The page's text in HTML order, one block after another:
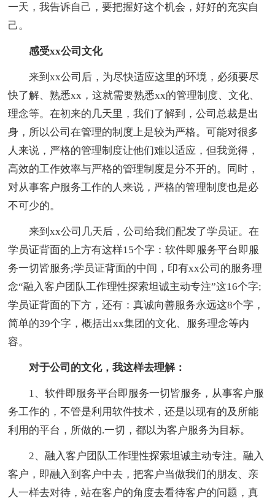
一天，我告诉自己，要把握好这个机会，好好的充实自
己。
感受xx公司文化
来到xx公司后，为尽快适应这里的环境，必须要尽
快了解、熟悉xx，这就需要熟悉xx的管理制度、文化、
理念等。在初来的几天里，我们了解到，公司总裁是出
身，所以公司在管理的制度上是较为严格。可能对很多
人来说，严格的管理制度让他们难以适应，但我觉得，
高效的工作效率与严格的管理制度是分不开的。同时，
对从事客户服务工作的人来说，严格的管理制度也是必
不可少的。
来到xx公司几天后，公司给我们配发了学员证。在
学员证背面的上方有这样15个字：软件即服务平台即服
务一切皆服务;学员证背面的中间，印有xx公司的服务理
念“融入客户团队工作理性探索坦诚主动专注”这16个字;
学员证背面的下方，还有：真诚向善服务永远这8个字，
简单的39个字，概括出xx集团的文化、服务理念等内
容。
对于公司的文化，我这样去理解：
1、软件即服务平台即服务一切皆服务，从事客户服
务工作的，不管是利用软件技术，还是以现有的及所能
利用的平台，所做的.一切，都以为客户服务为目标。
2、融入客户团队工作理性探索坦诚主动专注。融入
客户，即融入到客户中去，把客户当做我们的朋友、亲
人一样去对待，站在客户的角度去看待客户的问题，真